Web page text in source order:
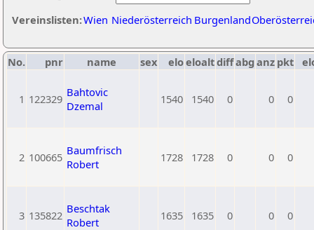
Vereinslisten:Wien Niederösterreich Burgenland
No. pnr name sex eloeloaltdiffabg anz pkt
1 122329 Bahtovic
Dzemal
1540 1540 0 0 0
2 100665 Baumfrisch
Robert
1728 1728 0 0 0
3 135822 Beschtak
Robert
1635 1635 0 0 0